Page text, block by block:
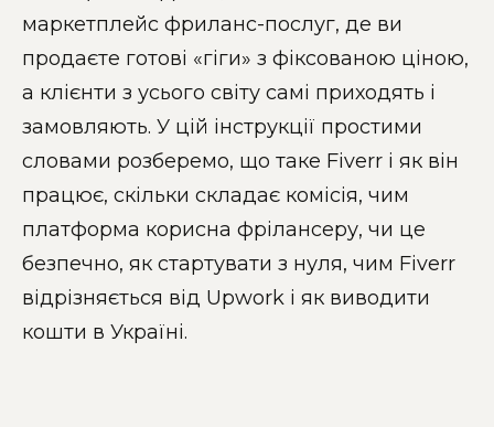
маркетплейс фриланс-послуг, де ви
продаєте готові «гіги» з фіксованою ціною,
а клієнти з усього світу самі приходять і
замовляють. У цій інструкції простими
словами розберемо, що таке Fiverr і як він
працює, скільки складає комісія, чим
платформа корисна фрілансеру, чи це
безпечно, як стартувати з нуля, чим Fiverr
відрізняється від Upwork і як виводити
кошти в Україні.